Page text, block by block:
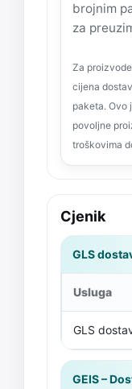
brojnim
za
Za
cijena
paketa. Ovo
povoljne
troškovima
Cjenik
GLS
Usluga
GLS
GEIS –